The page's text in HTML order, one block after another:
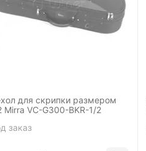
для скрипки размером
Mirra VC-G300-BKR-1/2
заказ